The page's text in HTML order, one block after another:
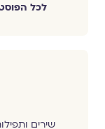
לכל
שירים